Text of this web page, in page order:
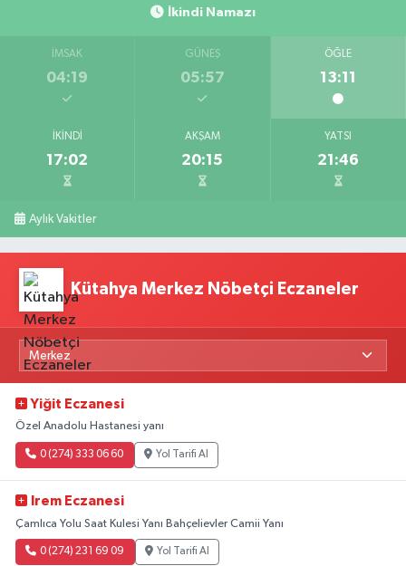
İkindi Namazı
İMSAK
04:19
GÜNEŞ
05:57
ÖĞLE
13:11
İKINDI
17:02
AKŞAM
20:15
YATSI
21:46
Aylık Vakitler
Kütahya Merkez Nöbetçi Eczaneler
Yiğit Eczanesi
Özel Anadolu Hastanesi yanı
0 (274) 333 06 60 Yol Tarifi Al
Irem Eczanesi
Çamlıca Yolu Saat Kulesi Yanı Bahçelievler Camii Yanı
0 (274) 231 69 09 Yol Tarifi Al